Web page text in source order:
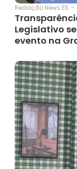
Redação News ES -
Legislativo
evento na